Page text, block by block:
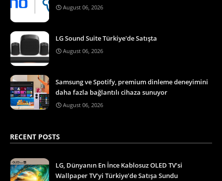
August 06, 2026
LG Sound Suite Türkiye'de Satışta
August 06, 2026
Samsung ve Spotify, premium dinleme deneyimini
daha fazla bağlantılı cihaza sunuyor
August 06, 2026
RECENT POSTS
LG, Dünyanın En İnce Kablosuz OLED TV’si
Wallpaper TV’yi Türkiye’de Satışa Sundu